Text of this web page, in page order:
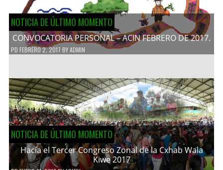
NOTICIA DE ÚLTIMO MOMENTO
CONVOCATORIA PERSONAL – ACIN FEBRERO DE 2017.
PD FEBRERO 2, 2017 BYADMIN
NOTICIA DE ÚLTIMO MOMENTO
Hacía el Tercer Congreso Zonal de la Cxhab Wala
Kiwe 2017